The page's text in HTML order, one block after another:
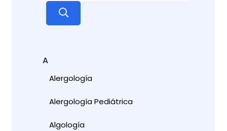
A
Alergología
Alergología Pediátrica
Algología